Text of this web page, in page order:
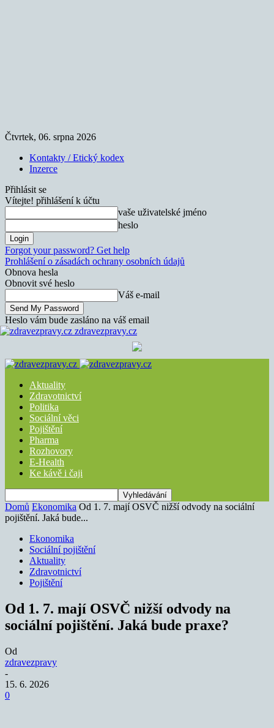
Čtvrtek, 06. srpna 2026
Kontakty / Etický kodex
Inzerce
Přihlásit se
Vítejte! přihlášení k účtu
vaše uživatelské jméno
heslo
Forgot your password? Get help
Prohlášení o zásadách ochrany osobních údajů
Obnova hesla
Obnovit své heslo
Váš e-mail
Heslo vám bude zasláno na váš email
zdravezpravy.cz
Aktuality
Zdravotnictví
Politika
Sociální věci
Pojištění
Pharma
Rozhovory
E-Health
Ke kávě i čaji
Domů Ekonomika Od 1. 7. mají OSVČ nižší odvody na sociální
pojištění. Jaká bude...
Ekonomika
Sociální pojištění
Aktuality
Zdravotnictví
Pojištění
Od 1. 7. mají OSVČ nižší odvody na
sociální pojištění. Jaká bude praxe?
Od
zdravezpravy
-
15. 6. 2026
0